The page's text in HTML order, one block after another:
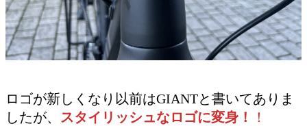
ロゴが新しくなり以前はGIANTと書いてありま
したが、 スタイリッシュなロゴに変身！ ！